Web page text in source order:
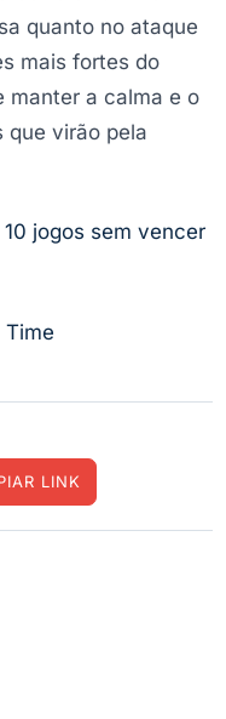
quanto no ataque
mais fortes do
manter a calma e o
que virão pela
jogos sem vencer
Time
LINK